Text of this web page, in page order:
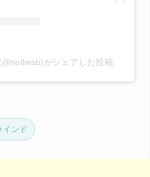
がシェアした投稿
インド